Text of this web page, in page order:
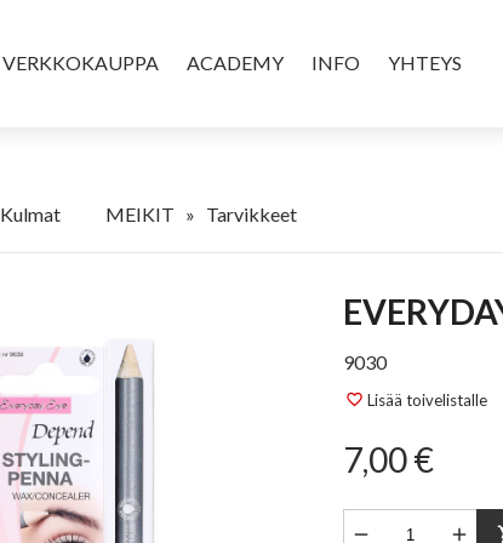
VERKKOKAUPPA ACADEMY INFO YHTEYS
Kulmat MEIKIT » Tarvikkeet
9030
favorite_border Lisää toivelistalle
7,00 €
 